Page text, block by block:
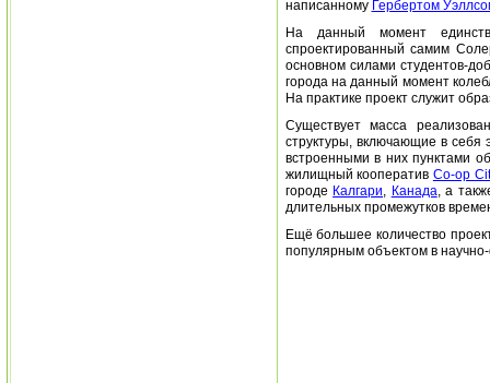
написанному Гербертом
На данный момент
спроектированный самим
основном силами студентов-
города на данный момент
На практике проект служит
Существует масса
структуры, включающие в себя
встроенными в них пунктами
жилищный кооператив Co-op
городе Калгари, Канада, а
длительных промежутков
Ещё большее количество
популярным объектом в